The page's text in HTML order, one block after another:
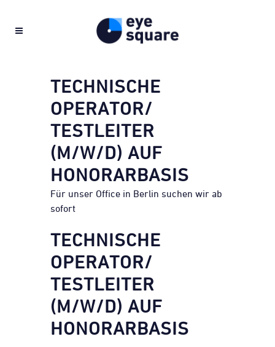
TECHNISCHE
OPERATOR/
TESTLEITER
(M/W/D) AUF
HONORARBASIS
Für unser Office in Berlin suchen wir ab
sofort
TECHNISCHE
OPERATOR/
TESTLEITER
(M/W/D) AUF
HONORARBASIS